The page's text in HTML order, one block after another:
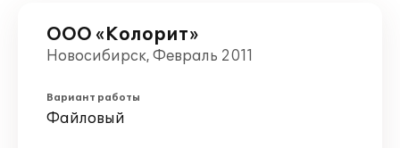
ООО «Колорит»
Новосибирск, Февраль 2011
Вариант работы
Файловый